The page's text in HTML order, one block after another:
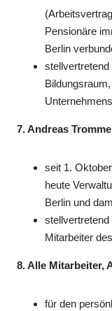
Pensionäre
Berlin
7. Andreas
seit 1.
heute
Berlin und
stellvertretend
Mitarbeiter
8. Alle Mitarbeiter,
für den